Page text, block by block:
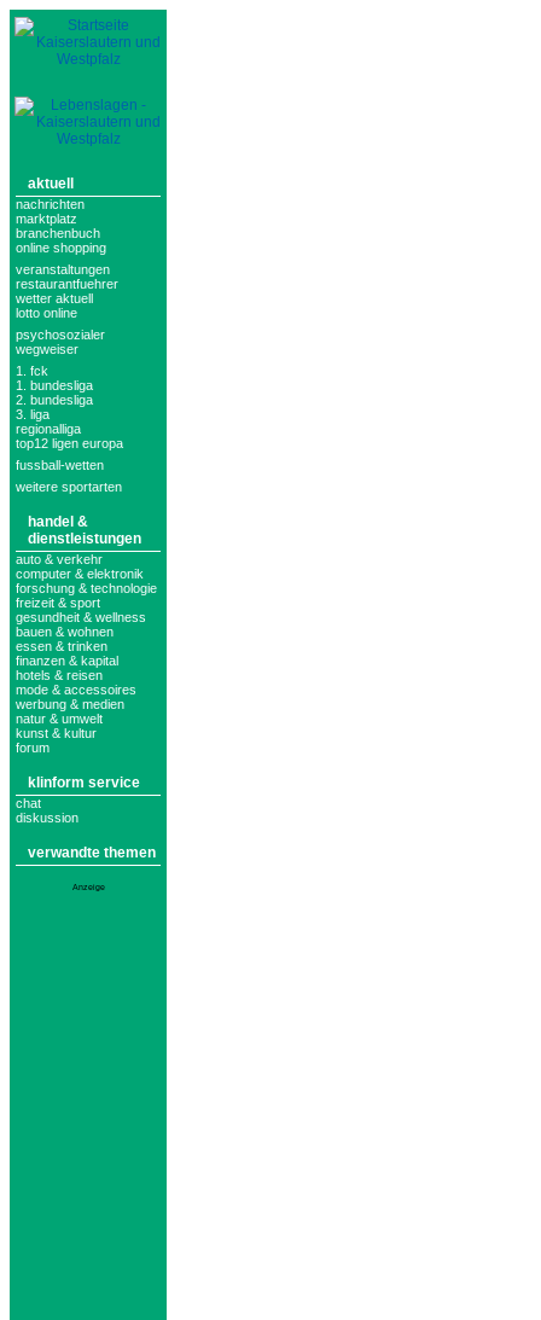
aktuell
nachrichten
marktplatz
branchenbuch
online shopping
veranstaltungen
restaurantfuehrer
wetter aktuell
lotto online
psychosozialer
wegweiser
1. fck
1. bundesliga
2. bundesliga
3. liga
regionalliga
top12 ligen europa
fussball-wetten
weitere sportarten
handel &
dienstleistungen
auto & verkehr
computer & elektronik
forschung & technologie
freizeit & sport
gesundheit & wellness
bauen & wohnen
essen & trinken
finanzen & kapital
hotels & reisen
mode & accessoires
werbung & medien
natur & umwelt
kunst & kultur
forum
klinform service
chat
diskussion
verwandte themen
Anzeige